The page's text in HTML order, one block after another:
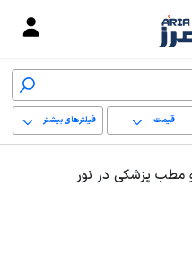
قیمت فیلترهای بیشتر
و مطب پزشکی در نور